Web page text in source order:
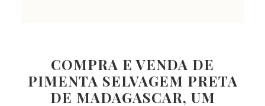
COMPRA E VENDA DE
PIMENTA SELVAGEM PRETA
DE MADAGASCAR, UM